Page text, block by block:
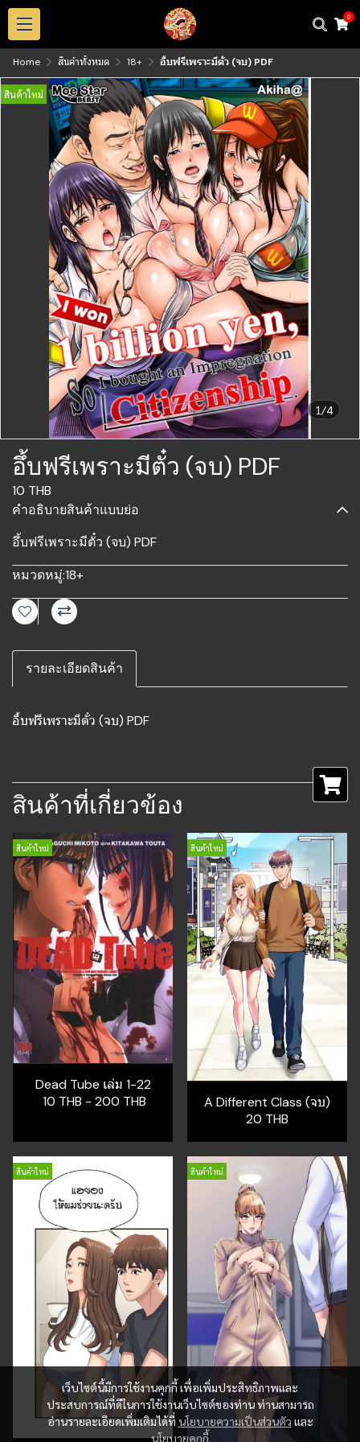
0
Home สินค้าทั้งหมด 18+ อึ้บฟรีเพราะมีตั๋ว (จบ) PDF
1/4
สินค้าใหม่
อึ้บฟรีเพราะมีตั๋ว (จบ) PDF
10 THB
คำอธิบายสินค้าแบบย่อ
อึ้บฟรีเพราะมีตั๋ว (จบ) PDF
หมวดหมู่:18+
รายละเอียดสินค้า
อึ้บฟรีเพราะมีตั๋ว (จบ) PDF
สินค้าที่เกี่ยวข้อง
สินค้าใหม่
Dead Tube เล่ม 1-22
10 THB - 200 THB
สินค้าใหม่
A Different Class (จบ)
20 THB
สินค้าใหม่ สินค้าใหม่
เว็บไซต์นี้มีการใช้งานคุกกี้ เพื่อเพิ่มประสิทธิภาพและ
ประสบการณ์ที่ดีในการใช้งานเว็บไซต์ของท่าน ท่านสามารถ
อ่านรายละเอียดเพิ่มเติมได้ที่ นโยบายความเป็นส่วนตัว และ
นโยบายคุกกี้